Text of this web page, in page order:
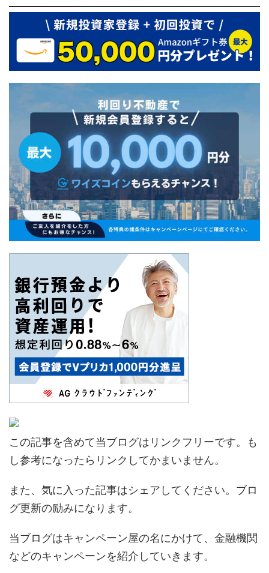
この記事を含めて当ブログはリンクフリーです。も
し参考になったらリンクしてかまいません。
また、気に入った記事はシェアしてください。ブロ
グ更新の励みになります。
当ブログはキャンペーン屋の名にかけて、金融機関
などのキャンペーンを紹介していきます。